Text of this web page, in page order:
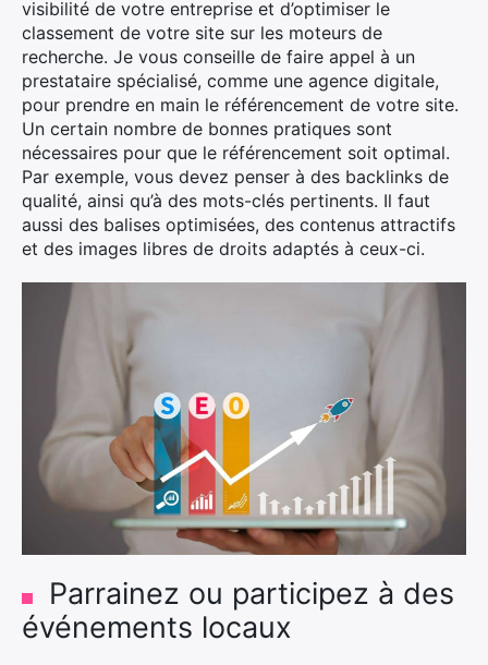
visibilité de votre entreprise et d’optimiser le
classement de votre site sur les moteurs de
recherche. Je vous conseille de faire appel à un
prestataire spécialisé, comme une agence digitale,
pour prendre en main le référencement de votre site.
Un certain nombre de bonnes pratiques sont
nécessaires pour que le référencement soit optimal.
Par exemple, vous devez penser à des backlinks de
qualité, ainsi qu’à des mots-clés pertinents. Il faut
aussi des balises optimisées, des contenus attractifs
et des images libres de droits adaptés à ceux-ci.
Parrainez ou participez à des
événements locaux